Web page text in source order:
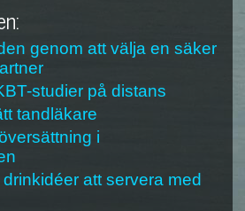
genom att välja en säker
studier på distans
tandläkare
i
att servera med